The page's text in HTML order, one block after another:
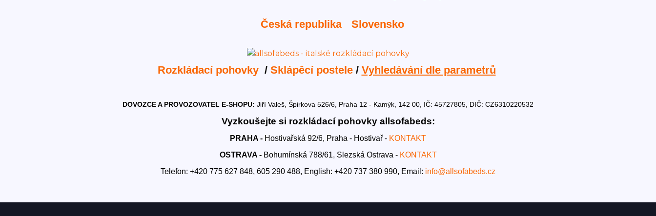
Česká republika Slovensko
Rozkládací pohovky / Sklápěcí postele/ Vyhledávání dle parametrů
DOVOZCE A PROVOZOVATEL E-SHOPU: Jiří Valeš, Špirkova 526/6, Praha 12 - Kamýk, 142 00, IČ: 45727805, DIČ: CZ6310220532
Vyzkoušejte si rozkládací pohovky allsofabeds:
PRAHA - Hostivařská 92/6, Praha - Hostivař - KONTAKT
OSTRAVA - Bohumínská 788/61, Slezská Ostrava - KONTAKT
Telefon: +420 775 627 848, 605 290 488, English: +420 737 380 990, Email: info@allsofabeds.cz